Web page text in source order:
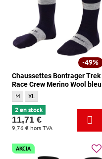
49%
Chaussettes Bontrager Trek
Race Crew Merino Wool bleu
Chaussettes Bontrager Trek Race
M Chaussettes Bontrager Trek
XL
2 en stock
11,71 €
9,76 € hors TVA
AKCIA